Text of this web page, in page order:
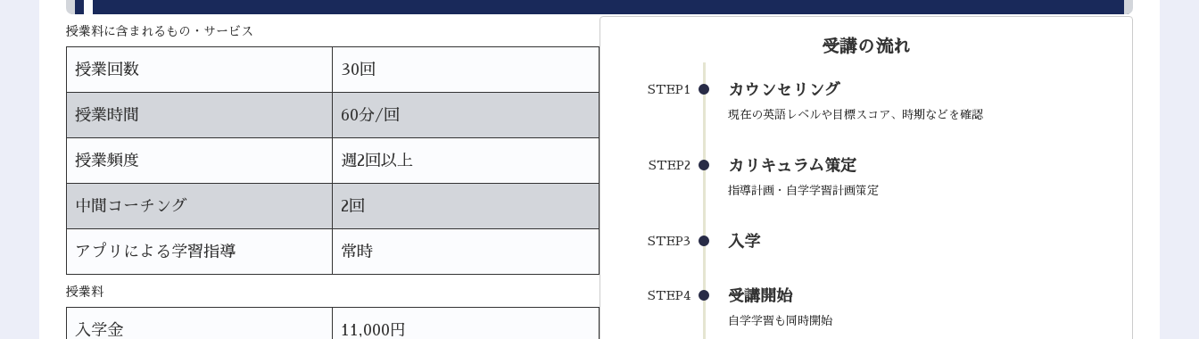
授業料に含まれるもの・サービス
授業回数 30回
授業時間 60分/回
授業頻度 週2回以上
中間コーチング 2回
アプリによる学習指導 常時
授業料
入学金 11,000円
受講の流れ
STEP1 カウンセリング
現在の英語レベルや目標スコア、時期などを確認
STEP2 カリキュラム策定
指導計画・自学学習計画策定
STEP3 入学
STEP4 受講開始
自学学習も同時開始